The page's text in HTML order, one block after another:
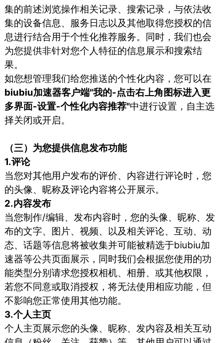
集的前述浏览操作相关记录、搜索记录，与依法收
集的设备信息、服务日志以及其他取得您授权的信
息进行结合用于个性化推荐服务。同时，我们也会
为您提供非针对您个人特征的信息展示和搜索结
果。
如您想管理我们给您推送的个性化内容，您可以在
biubiu加速器客户端"我的-点击右上角图标进入更
多界面-设置-个性化内容推荐"中进行设置，自主选
择关闭或开启。
（三）为您提供信息发布功能
1.评论
当您对其他用户发布的评价、内容进行评论时，您
的头像、昵称及评论内容将公开展示。
2.内容发布
当您制作/编辑、发布内容时，您的头像、昵称、发
布的文字、图片、视频、以及相关评论、互动、动
态、话题等信息将被收集并可能被精选于biubiu加
速器等公共页面展示，同时我们会根据您使用的功
能类型分别请求您授权相机、相册、或其他权限，
若您不同意或取消授权，将无法使用相应功能，但
不影响您正常使用其他功能。
3.个人主页
个人主页展示您的头像、昵称、发内容及相关互动